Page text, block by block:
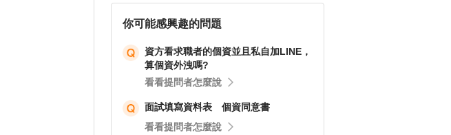
你可能感興趣的問題
資方看求職者的個資並且私自加LINE，
算個資外洩嗎?
看看提問者怎麼說
面試填寫資料表 個資同意書
看看提問者怎麼說